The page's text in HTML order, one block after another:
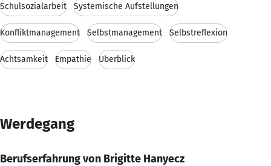
Schulsozialarbeit Systemische Aufstellungen
Konfliktmanagement Selbstmanagement Selbstreflexion
Achtsamkeit Empathie Überblick
Werdegang
Berufserfahrung von Brigitte Hanyecz